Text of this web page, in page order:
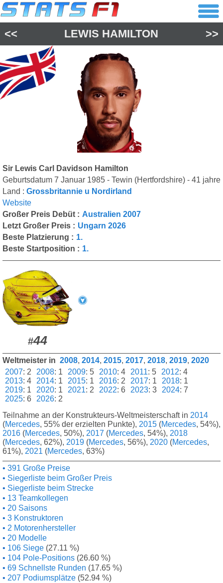
<< LEWIS HAMILTON >>
Sir Lewis Carl Davidson Hamilton
Geburtsdatum 7 Januar 1985 - Tewin (Hertfordshire) - 41 jahre
Land : Grossbritannie u Nordirland
Website
Großer Preis Debüt : Australien 2007
Letzt Großer Preis : Ungarn 2026
Beste Platzierung : 1.
Beste Startposition : 1.
#44
Weltmeister in 2008, 2014, 2015, 2017, 2018, 2019, 2020
2007: 2 2008: 1 2009: 5 2010: 4 2011: 5 2012: 4
2013: 4 2014: 1 2015: 1 2016: 2 2017: 1 2018: 1
2019: 1 2020: 1 2021: 2 2022: 6 2023: 3 2024: 7
2025: 6 2026: 2
Teilnahme an der Konstrukteurs-Weltmeisterschaft in 2014
(Mercedes, 55% der erzielten Punkte), 2015 (Mercedes, 54%),
2016 (Mercedes, 50%), 2017 (Mercedes, 54%), 2018
(Mercedes, 62%), 2019 (Mercedes, 56%), 2020 (Mercedes,
61%), 2021 (Mercedes, 63%)
391 Große Preise
Siegerliste beim Großer Preis
Siegerliste beim Strecke
13 Teamkollegen
20 Saisons
3 Konstruktoren
2 Motorenhersteller
20 Modelle
106 Siege (27.11 %)
104 Pole-Positions (26.60 %)
69 Schnellste Runden (17.65 %)
207 Podiumsplätze (52.94 %)